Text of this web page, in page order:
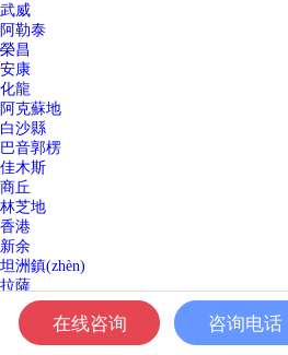
武威
阿勒泰
榮昌
安康
化龍
阿克蘇地
白沙縣
巴音郭楞
佳木斯
商丘
林芝地
香港
新余
坦洲鎮(zhèn)
拉薩
巢湖
宿遷
開平
在线咨询 咨询电话